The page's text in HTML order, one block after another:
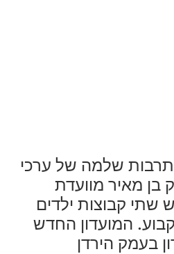
תרבות שלמה של ערכי
בן מאיר מוועדת
שתי קבוצות ילדים
המועדון החדש
בעמק הירדן